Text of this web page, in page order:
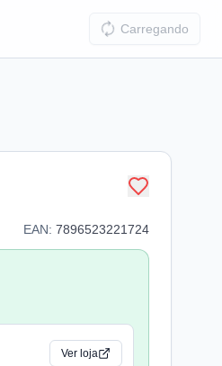
Carregando
EAN: 7896523221724
Ver loja